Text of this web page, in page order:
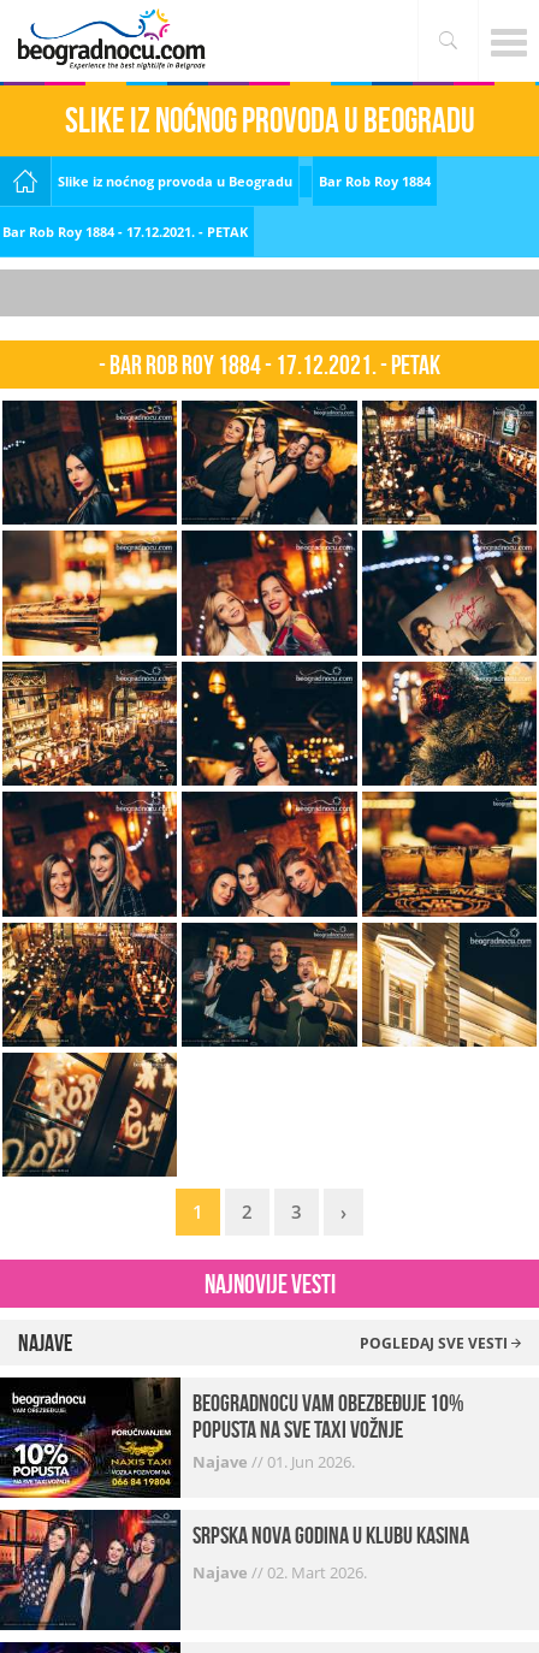
Slike iz noćnog provoda u Beogradu
Slike iz noćnog provoda u Beogradu Bar Rob Roy 1884
Bar Rob Roy 1884 - 17.12.2021. - PETAK
- Bar Rob Roy 1884 - 17.12.2021. - PETAK
1 2 3 ›
Najnovije vesti
Najave POGLEDAJ SVE VESTI
beogradnocu vam obezbeđuje 10%
popusta na sve taxi vožnje
Najave //01. Jun 2026.
Srpska Nova godina u klubu Kasina
Najave //02. Mart 2026.